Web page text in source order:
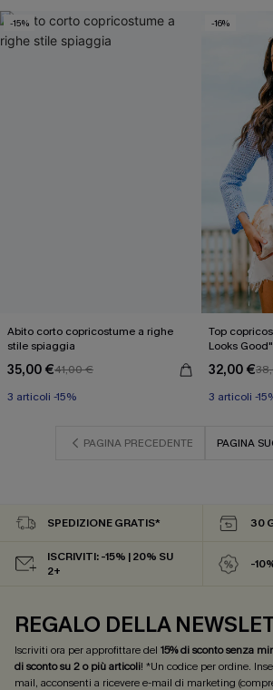
-15%
Abito corto copricostume a righe
stile spiaggia
35,00 €41,00 €
3 articoli -15%
-16%
Top
Looks Good"
32,00 €
3 articoli -
PAGINA PRECEDENTE PAGINA
SPEDIZIONE GRATIS* 30
ISCRIVITI: -15% | 20% SU
2+
-
REGALO DELLA
Iscriviti ora per approfittare del 15% di sconto senza
di sconto su 2 o più articoli! *Un codice per ordine.
mail, acconsenti a ricevere e-mail di marketing